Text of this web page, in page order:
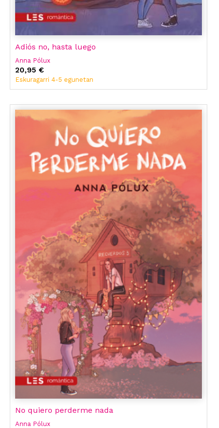
Adiós no, hasta luego
Anna Pólux
20,95 €
Eskuragarri 4-5 egunetan
No quiero perderme nada
Anna Pólux